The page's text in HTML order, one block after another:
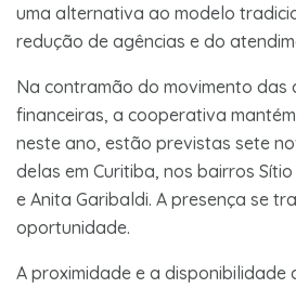
uma alternativa ao modelo
redução de agências e do
Na contramão do movimento das
financeiras, a cooperativa
neste ano, estão previstas sete
delas em Curitiba, nos bairros
e Anita Garibaldi. A presença se
oportunidade.
A proximidade e a disponibilidade